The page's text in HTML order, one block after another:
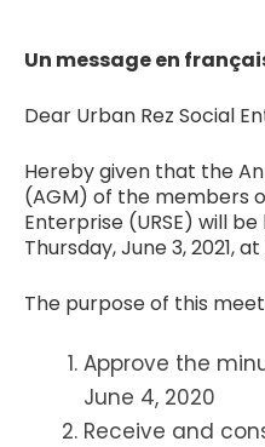
Un message en
Dear Urban Rez Social
Hereby given that the
(AGM) of the members
Enterprise (URSE) will
Thursday, June 3, 2021, at
The purpose of this
Approve the
June 4, 2020
Receive and